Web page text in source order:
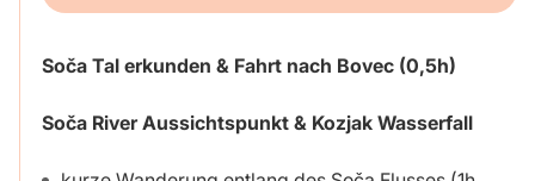
Soča Tal erkunden & Fahrt nach Bovec (0,5h)
Soča River Aussichtspunkt & Kozjak Wasserfall